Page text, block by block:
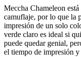
Meccha Chameleon
camuflaje, por lo que la
impresión de un solo
verde claro es ideal si
puede quedar genial,
el tiempo de impresión